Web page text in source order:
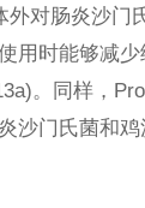
外对肠炎沙门
用时能够减
。同样，
沙门氏菌和